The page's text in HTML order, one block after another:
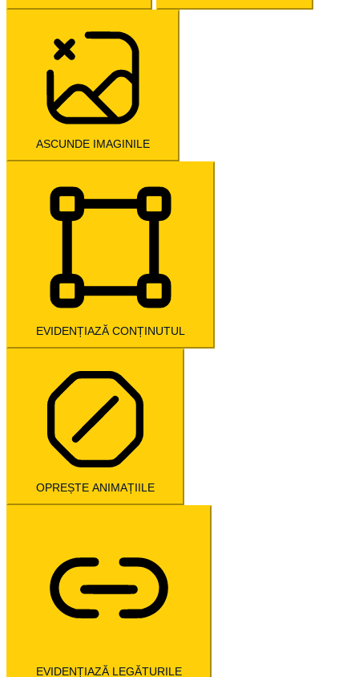
ASCUNDE IMAGINILE
EVIDENȚIAZĂ CONȚINUTUL
OPREȘTE ANIMAȚIILE
EVIDENȚIAZĂ LEGĂTURILE